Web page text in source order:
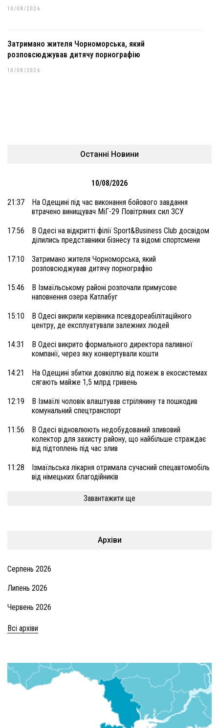
10/08/2026
Затримано жителя Чорноморська, який
розповсюджував дитячу порнографію
10/08/2026
Останні Новини
10/08/2026
21:37
На Одещині під час виконання бойового завдання
втрачено винищувач МіГ-29 Повітряних сил ЗСУ
17:56
В Одесі на відкритті філії Sport&Business Club досвідом
ділились представники бізнесу та відомі спортсмени
17:10
Затримано жителя Чорноморська, який
розповсюджував дитячу порнографію
15:46
В Ізмаїльському районі розпочали примусове
наповнення озера Катлабуг
15:10
В Одесі викрили керівника псевдореабілітаційного
центру, де експлуатували залежних людей
14:31
В Одесі викрито формального директора паливної
компанії, через яку конвертували кошти
14:21
На Одещині збитки довкіллю від пожеж в екосистемах
сягають майже 1,5 млрд гривень
12:19
В Ізмаїлі чоловік влаштував стрілянину та пошкодив
комунальний спецтранспорт
11:56
В Одесі відновлюють недобудований зливовий
колектор для захисту району, що найбільше страждає
від підтоплень під час злив
11:28
Ізмаїльська лікарня отримала сучасний спецавтомобіль
від німецьких благодійників
Завантажити ще
Архіви
Серпень 2026
Липень 2026
Червень 2026
Всі архіви